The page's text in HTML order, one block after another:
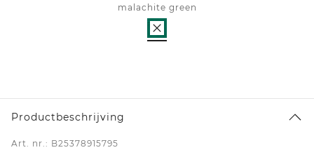
malachite green
Productbeschrijving
Art. nr.: B25378915795